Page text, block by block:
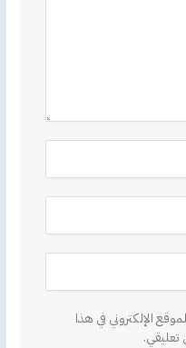
الإلكتروني في هذا
تعليقي.